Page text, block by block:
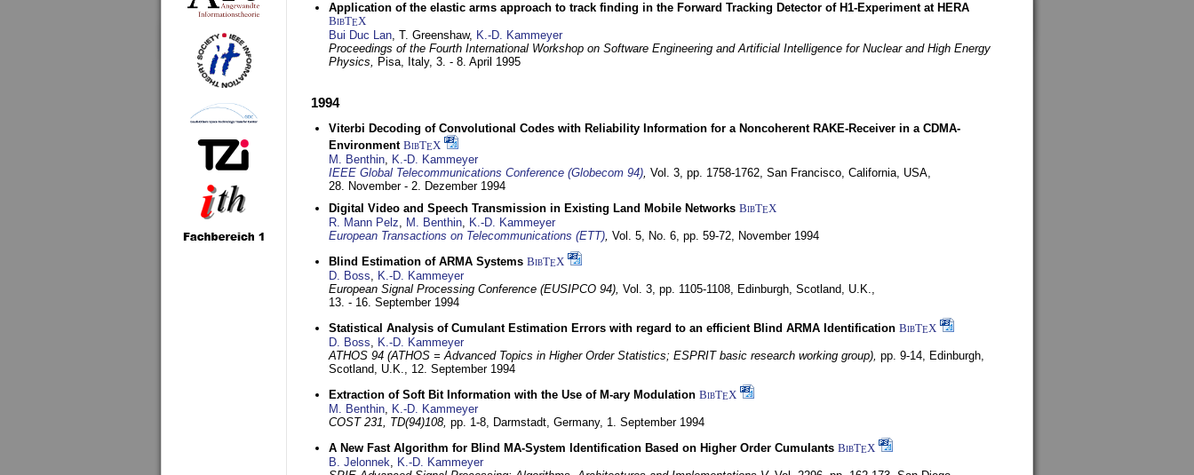
Application of the elastic arms approach to track finding in the Forward Tracking Detector of H1-Experiment at HERA
BibTEX
Bui Duc Lan, T. Greenshaw, K.-D. Kammeyer
Proceedings of the Fourth International Workshop on Software Engineering and Artificial Intelligence for Nuclear and High Energy
Physics, Pisa, Italy, 3. - 8. April 1995
1994
Viterbi Decoding of Convolutional Codes with Reliability Information for a Noncoherent RAKE-Receiver in a CDMA-
Environment BibTEX
M. Benthin, K.-D. Kammeyer
IEEE Global Telecommunications Conference (Globecom 94), Vol. 3, pp. 1758-1762, San Francisco, California, USA,
28. November - 2. Dezember 1994
Digital Video and Speech Transmission in Existing Land Mobile Networks BibTEX
R. Mann Pelz, M. Benthin, K.-D. Kammeyer
European Transactions on Telecommunications (ETT), Vol. 5, No. 6, pp. 59-72, November 1994
Blind Estimation of ARMA Systems BibTEX
D. Boss, K.-D. Kammeyer
European Signal Processing Conference (EUSIPCO 94), Vol. 3, pp. 1105-1108, Edinburgh, Scotland, U.K.,
13. - 16. September 1994
Statistical Analysis of Cumulant Estimation Errors with regard to an efficient Blind ARMA Identification BibTEX
D. Boss, K.-D. Kammeyer
ATHOS 94 (ATHOS = Advanced Topics in Higher Order Statistics; ESPRIT basic research working group), pp. 9-14, Edinburgh,
Scotland, U.K., 12. September 1994
Extraction of Soft Bit Information with the Use of M-ary Modulation BibTEX
M. Benthin, K.-D. Kammeyer
COST 231, TD(94)108, pp. 1-8, Darmstadt, Germany, 1. September 1994
A New Fast Algorithm for Blind MA-System Identification Based on Higher Order Cumulants BibTEX
B. Jelonnek, K.-D. Kammeyer